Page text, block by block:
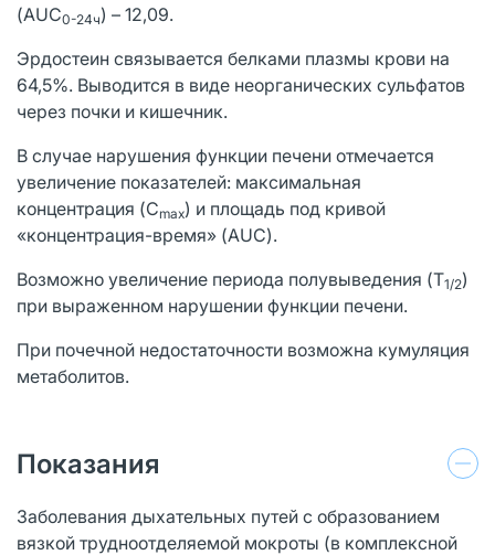
(AUC0-24ч) – 12,09.
Эрдостеин связывается белками плазмы крови на
64,5%. Выводится в виде неорганических сульфатов
через почки и кишечник.
В случае нарушения функции печени отмечается
увеличение показателей: максимальная
концентрация (Cmax) и площадь под кривой
«концентрация-время» (AUC).
Возможно увеличение периода полувыведения (T1/2)
при выраженном нарушении функции печени.
При почечной недостаточности возможна кумуляция
метаболитов.
Показания
Заболевания дыхательных путей с образованием
вязкой трудноотделяемой мокроты (в комплексной